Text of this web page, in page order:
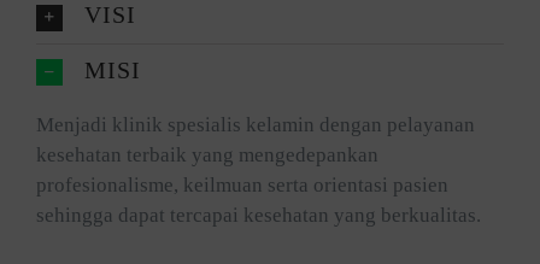
VISI
MISI
Menjadi klinik spesialis kelamin dengan pelayanan
kesehatan terbaik yang mengedepankan
profesionalisme, keilmuan serta orientasi pasien
sehingga dapat tercapai kesehatan yang berkualitas.